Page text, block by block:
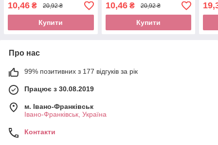
10,46 ₴ 20,92 ₴
Купити
10,46₴ 20,92 ₴
Купити
Про нас
99% позитивних з 177 відгуків за рік
Працює з 30.08.2019
м. Івано-Франківськ
Івано-Франківськ, Україна
Контакти